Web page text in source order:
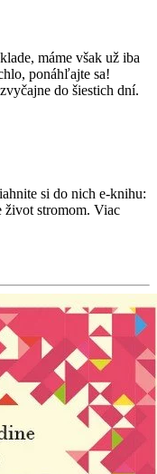
máme však už iba
ponáhľajte sa!
do šiestich dní.
si do nich e-knihu:
život stromom. Viac